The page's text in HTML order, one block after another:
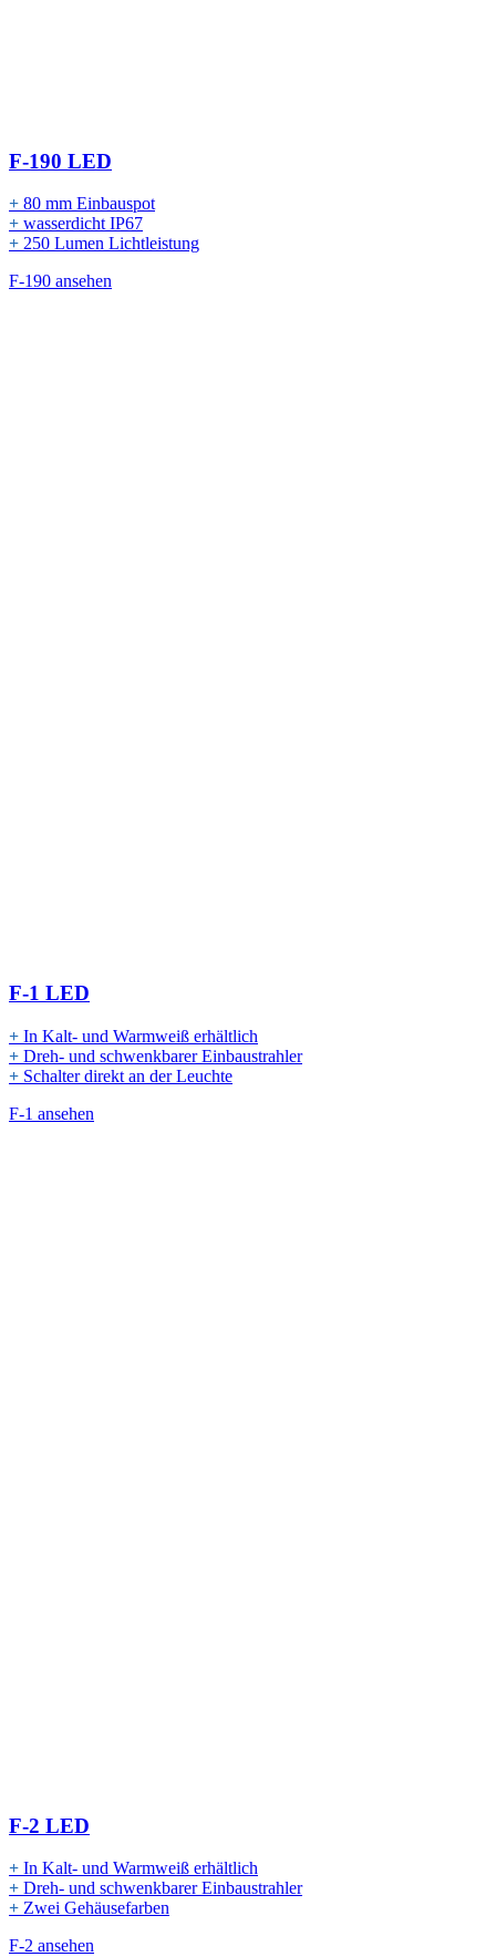
F-190 LED
+ 80 mm Einbauspot
+ wasserdicht IP67
+ 250 Lumen Lichtleistung
F-190 ansehen
F-1 LED
+ In Kalt- und Warmweiß erhältlich
+ Dreh- und schwenkbarer Einbaustrahler
+ Schalter direkt an der Leuchte
F-1 ansehen
F-2 LED
+ In Kalt- und Warmweiß erhältlich
+ Dreh- und schwenkbarer Einbaustrahler
+ Zwei Gehäusefarben
F-2 ansehen